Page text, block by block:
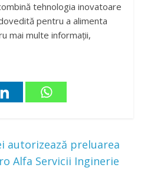
tehnologia inovatoare
pentru a alimenta
mai multe informații,
autorizează preluarea
Alfa Servicii Inginerie